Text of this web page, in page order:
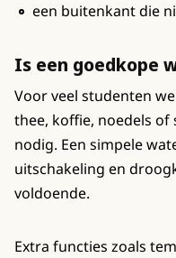
een buitenkant die
Is een goedkope
Voor veel studenten
thee, koffie, noedels of
nodig. Een simpele
uitschakeling en
voldoende.
Extra functies zoals